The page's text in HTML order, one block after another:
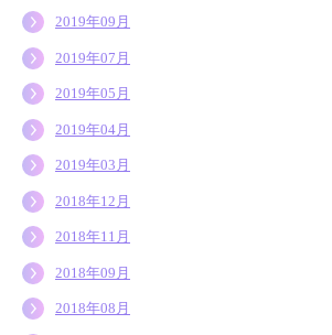
2019年09月
2019年07月
2019年05月
2019年04月
2019年03月
2018年12月
2018年11月
2018年09月
2018年08月